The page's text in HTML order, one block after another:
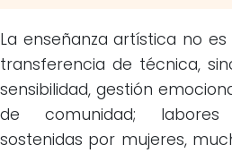
La enseñanza artística no
transferencia de técnica,
sensibilidad, gestión
de comunidad; labores
sostenidas por mujeres,